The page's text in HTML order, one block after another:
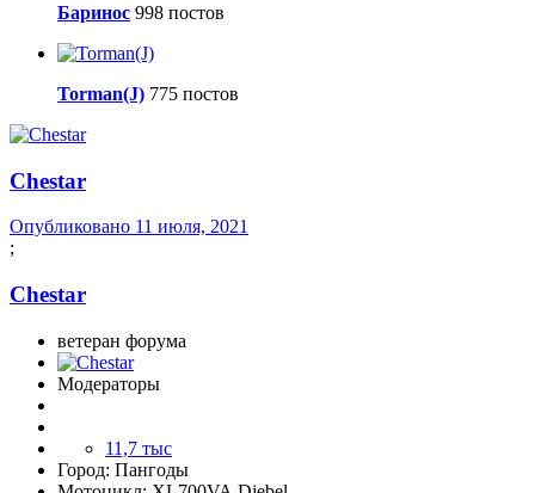
Баринос 998 постов
Torman(J) 775 постов
Сhestar
Опубликовано 11 июля, 2021
;
Сhestar
ветеран форума
Модераторы
11,7 тыс
Город: Пангоды